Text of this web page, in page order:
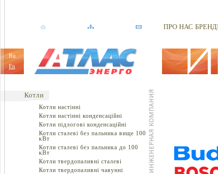
Ru
En
ПРО НАС
Котли
Котли настінні
Котли настінні конденсаційні
Котли підлогові конденсаційні
Котли сталеві без пальника вище 100
кВт
Котли сталеві без пальника до 100
кВт
Котли твердопаливні сталеві
Котли твердопаливні чавунні